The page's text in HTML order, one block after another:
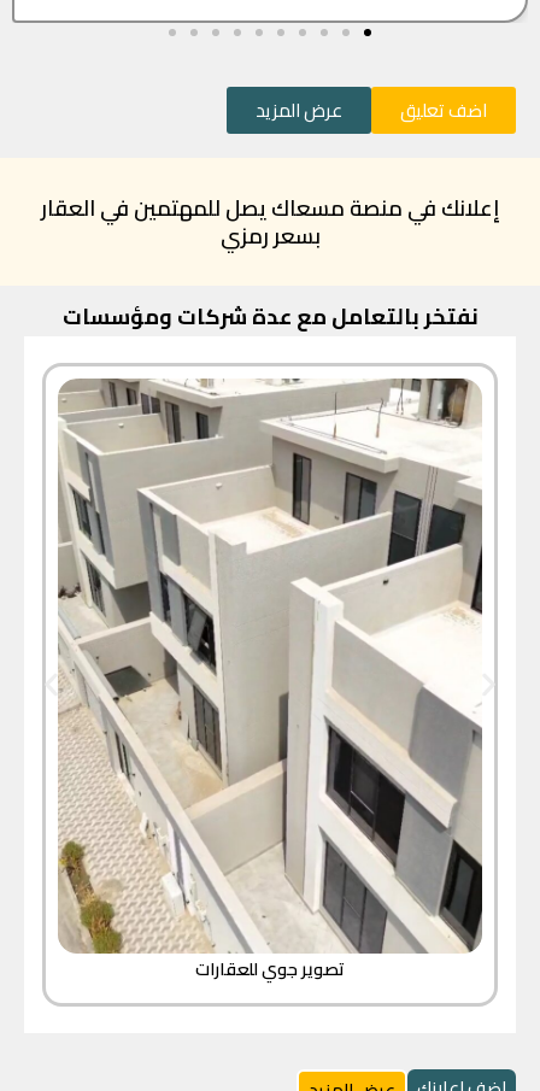
اضف تعليق عرض المزيد
إعلانك في منصة مسعاك يصل للمهتمين في العقار
بسعر رمزي
نفتخر بالتعامل مع عدة شركات ومؤسسات
تصوير جوي للعقارات